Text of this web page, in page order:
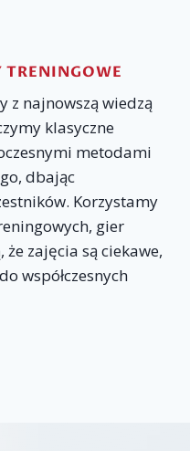
z najnowszą wiedzą
klasyczne
metodami
dbając
Korzystamy
gier
zajęcia są ciekawe,
współczesnych